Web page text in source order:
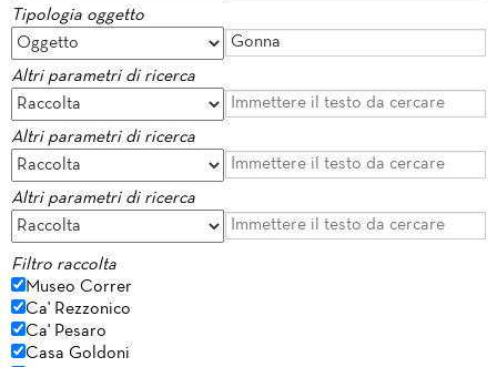
Tipologia oggetto
Altri parametri di ricerca
Altri parametri di ricerca
Altri parametri di ricerca
Filtro raccolta
Museo Correr
Ca' Rezzonico
Ca' Pesaro
Casa Goldoni